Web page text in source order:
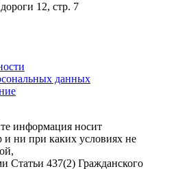
12, стр. 7
данных
информация носит
и ни при каких условиях не
Статьи 437(2) Гражданского